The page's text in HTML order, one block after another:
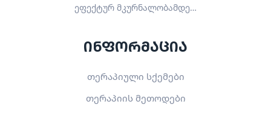
ეფექტურ მკურნალობამდე…
ინფორმაცია
თერაპიული სქემები
თერაპიის მეთოდები